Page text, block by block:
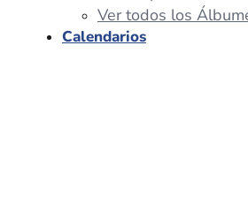
Ver todos los
Calendarios